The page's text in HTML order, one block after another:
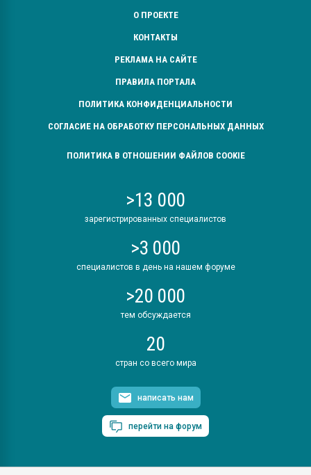
О ПРОЕКТЕ
КОНТАКТЫ
РЕКЛАМА НА САЙТЕ
ПРАВИЛА ПОРТАЛА
ПОЛИТИКА КОНФИДЕНЦИАЛЬНОСТИ
СОГЛАСИЕ НА ОБРАБОТКУ ПЕРСОНАЛЬНЫХ ДАННЫХ
ПОЛИТИКА В ОТНОШЕНИИ ФАЙЛОВ COOKIE
>13 000
зарегистрированных специалистов
>3 000
специалистов в день на нашем форуме
>20 000
тем обсуждается
20
стран со всего мира
написать нам
перейти на форум